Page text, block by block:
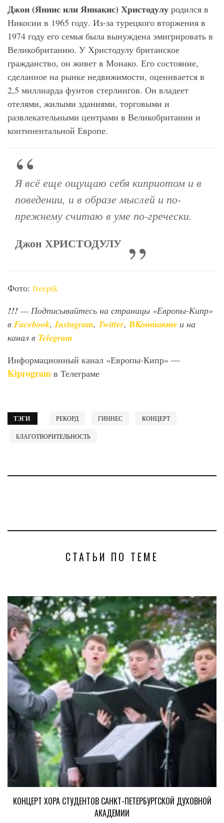
Джон (Яннис или Яннакис) Христодулу родился в
Никосии в 1965 году. Из-за турецкого вторжения в
1974 году его семья была вынуждена эмигрировать в
Великобританию. У Христодулу британское
гражданство, он живет в Монако. Его состояние,
сделанное на рынке недвижимости, оценивается в
2,5 миллиарда фунтов стерлингов. Он владеет
отелями, жилыми зданиями, торговыми и
развлекательными центрами в Великобритании и
континентальной Европе.
Я всё еще ощущаю себя киприотом и в
поведении, и в образе мыслей и по-
прежнему считаю в уме по-гречески.
Джон ХРИСТОДУЛУ
Фото: freepik
!!! — Подписывайтесь на страницы «Европы-Кипр»
вFacebook,Instagram, Twitter, ВКонтакте и на
канал в Telegram
Информационный канал «Европы-Кипр» —
Kiprogram в Телеграме
ТЭГИ РЕКОРД ГИННЕС КОНЦЕРТ
БЛАГОТВОРИТЕЛЬНОСТЬ
СТАТЬИ ПО ТЕМЕ
КОНЦЕРТ ХОРА СТУДЕНТОВ САНКТ-ПЕТЕРБУРГСКОЙ ДУХОВНОЙ
АКАДЕМИИ